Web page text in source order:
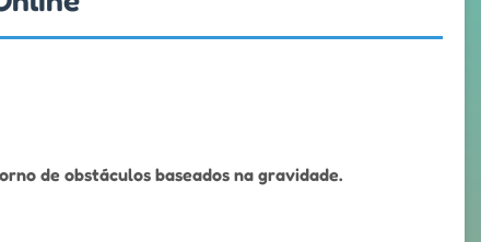
de obstáculos baseados na gravidade.